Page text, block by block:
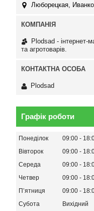
Люборецкая,
Plodsad - інтернет-
та агротоварів.
Plodsad
Графік роботи
Понеділок 09:00
Вівторок
09:00
Середа
09:00
Четвер
09:00
Пʼятниця
09:00
Субота
Вихідний